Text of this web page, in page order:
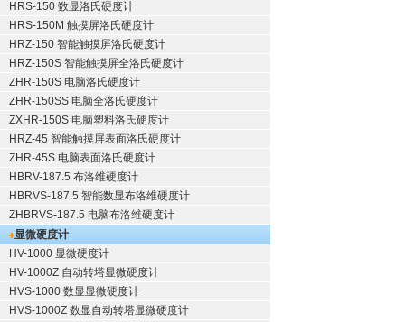
HRS-150 数显洛氏硬度计
HRS-150M 触摸屏洛氏硬度计
HRZ-150 智能触摸屏洛氏硬度计
HRZ-150S 智能触摸屏全洛氏硬度计
ZHR-150S 电脑洛氏硬度计
ZHR-150SS 电脑全洛氏硬度计
ZXHR-150S 电脑塑料洛氏硬度计
HRZ-45 智能触摸屏表面洛氏硬度计
ZHR-45S 电脑表面洛氏硬度计
HBRV-187.5 布洛维硬度计
HBRVS-187.5 智能数显布洛维硬度计
ZHBRVS-187.5 电脑布洛维硬度计
显微硬度计
HV-1000 显微硬度计
HV-1000Z 自动转塔显微硬度计
HVS-1000 数显显微硬度计
HVS-1000Z 数显自动转塔显微硬度计